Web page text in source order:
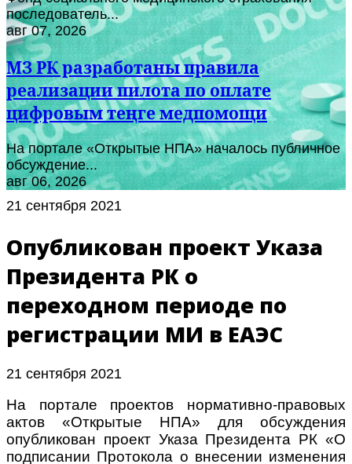
последователь...
авг 07, 2026
МЗ РК разработаны правила
реализации пилота по оплате
цифровым теңге медпомощи
На портале «Открытые НПА» началось публичное
обсуждение...
авг 06, 2026
21 сентября 2021
Опубликован проект Указа
Президента РК о
переходном периоде по
регистрации МИ в ЕАЭС
21 сентября 2021
На портале проектов нормативно-правовых
актов «Открытые НПА» для обсуждения
опубликован проект Указа Президента РК «О
подписании Протокола о внесении изменения